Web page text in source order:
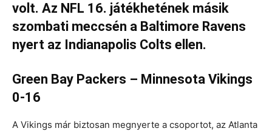
volt. Az NFL 16. játékhetének másik
szombati meccsén a Baltimore Ravens
nyert az Indianapolis Colts ellen.
Green Bay Packers – Minnesota Vikings
0-16
A Vikings már biztosan megnyerte a csoportot, az Atlanta